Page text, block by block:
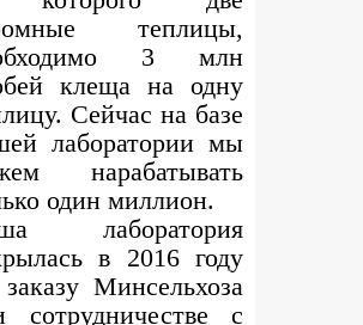
теплицы,
3 млн
клеща на одну
Сейчас на базе
лаборатории мы
нарабатывать
один миллион.
лаборатория
в 2016 году
Минсельхоза
сотрудничестве с